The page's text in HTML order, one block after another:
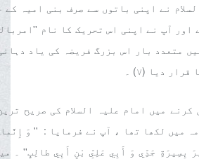
نے اپنی باتوں سے صرف بنی امیہ
اور آپ نے اپنی اس تحریک کا نام
متعدد بار اس بزرگ فریضہ کی یاد
دیا (٧) ۔
کرنے میں امام علیہ السلام کی صریح
میں لکھا تھا ، آپ نے فرمایا : '' وَ
بِسِيرَةِ جَدِّي وَ أَبِي عَلِىِّ بْنِ أَبِي طالِبٍ‏'' ۔